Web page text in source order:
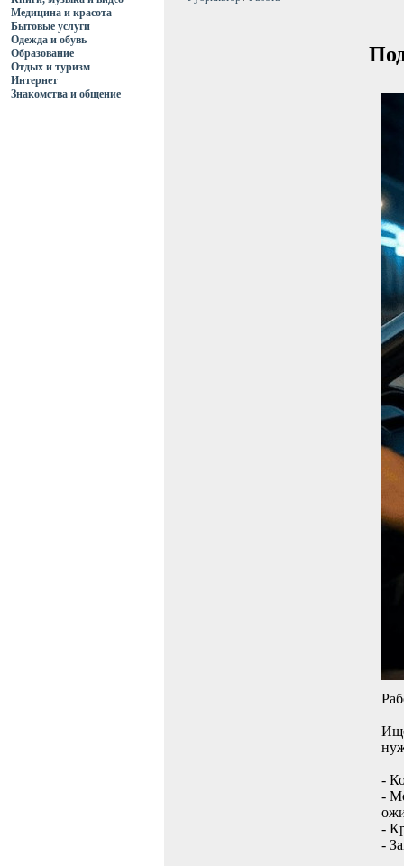
Медицина и красота
Бытовые услуги
Одежда и обувь
Образование
Отдых и туризм
Интернет
Знакомства и общение
-
-
-
-